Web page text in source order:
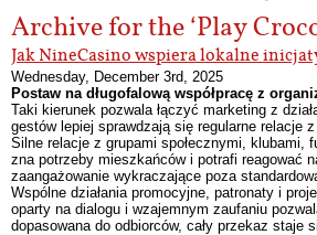
Archive for the ‘Play
Jak NineCasino wspiera lokalne
Wednesday, December 3rd, 2025
Postaw na długofalową współpracę z
Taki kierunek pozwala łączyć marketing z
gestów lepiej sprawdzają się regularne relacje
Silne relacje z grupami społecznymi,
zna potrzeby mieszkańców i potrafi reagować
zaangażowanie wykraczające poza
Wspólne działania promocyjne, patronaty i
oparty na dialogu i wzajemnym zaufaniu
dopasowana do odbiorców, cały przekaz staje